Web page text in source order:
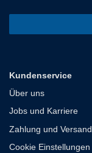
Kundenservice
Über uns
Jobs und Karriere
Zahlung und Versand
Cookie Einstellungen